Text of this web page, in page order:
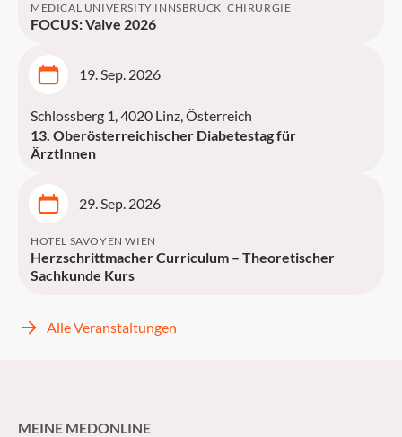
MEDICAL UNIVERSITY INNSBRUCK, CHIRURGIE
FOCUS: Valve 2026
19. Sep. 2026
Schlossberg 1, 4020 Linz, Österreich
13. Oberösterreichischer Diabetestag für
ÄrztInnen
29. Sep. 2026
HOTEL SAVOYEN WIEN
Herzschrittmacher Curriculum – Theoretischer
Sachkunde Kurs
Alle Veranstaltungen
MEINE MEDONLINE